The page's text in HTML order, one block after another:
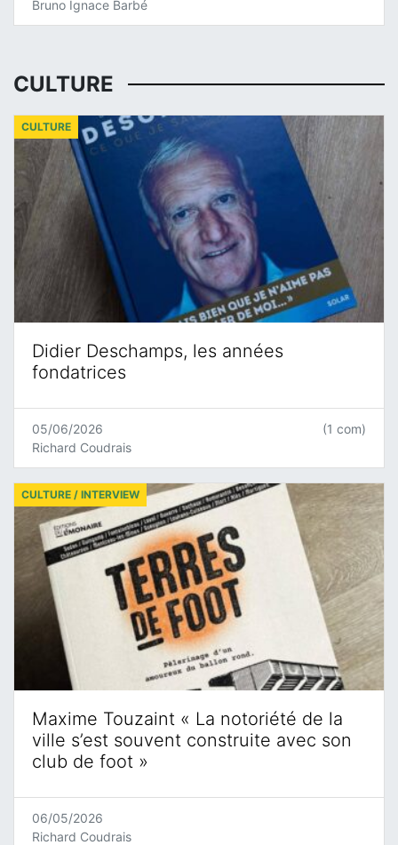
Bruno Ignace Barbé
CULTURE
Didier Deschamps, les années
fondatrices
CULTURE
05/06/2026
Richard Coudrais
(1 com)
Maxime Touzaint « La notoriété de la
ville s’est souvent construite avec son
club de foot »
CULTURE / INTERVIEW
06/05/2026
Richard Coudrais